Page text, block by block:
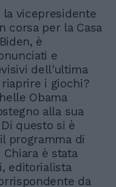
la vicepresidente
corsa per la Casa
è
e
dell'ultima
i giochi?
Obama
alla sua
questo si è
programma di
è stata
editorialista
da